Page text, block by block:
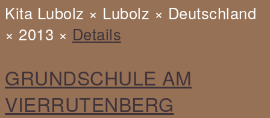
Kita
Lubolz,
Deutschland,
2013
Kita Lubolz × Lubolz × Deutschland
× 2013 × Details
GRUNDSCHULE AM
VIERRUTENBERG